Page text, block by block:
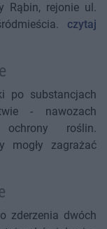
Rąbin, rejonie ul.
czytaj
po substancjach
- nawozach
roślin.
mogły zagrażać
zderzenia dwóch